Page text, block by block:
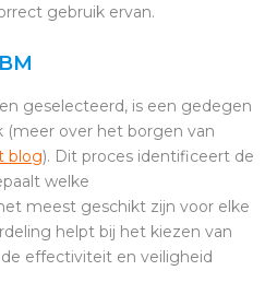
gebruik ervan.
geselecteerd, is een gedegen
(meer over het borgen van
blog). Dit proces identificeert de
welke
meest geschikt zijn voor elke
helpt bij het kiezen van
effectiviteit en veiligheid